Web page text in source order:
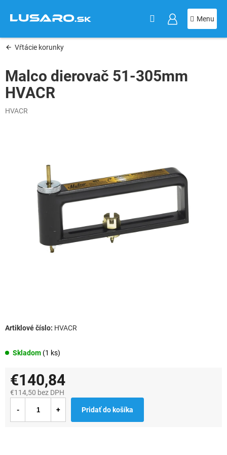
obsah
Vŕtácie korunky
Malco dierovač 51-305mm
HVACR
HVACR
Skladom (1 ks)
HVACR
€140,84
€114,50 bez DPH
cena:
Pridať do košíka